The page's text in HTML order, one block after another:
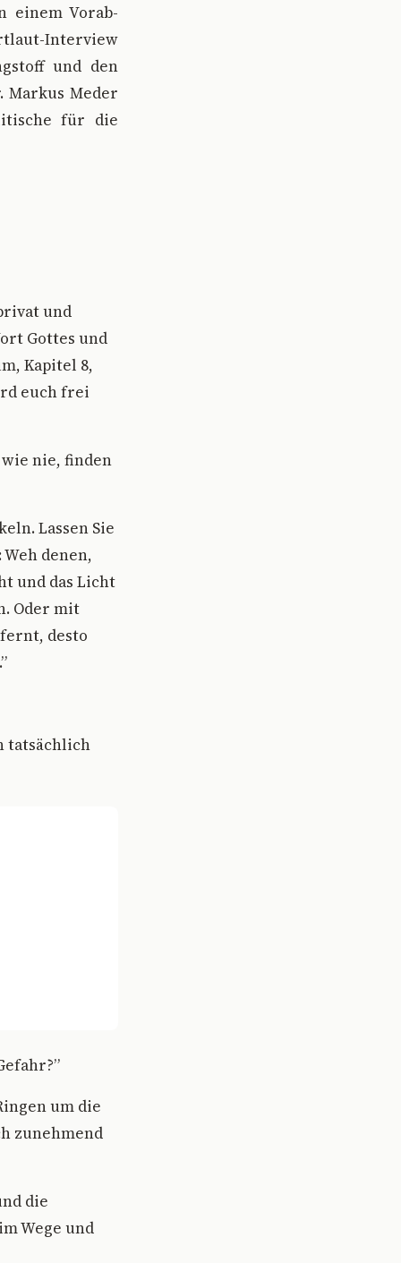
einem Vorab-
Interview
und den
Meder
für die
und
Gottes und
Kapitel 8,
euch frei
wie nie, finden
Lassen Sie
denen,
und das Licht
Oder mit
desto
tatsächlich
um die
zunehmend
die
Wege und